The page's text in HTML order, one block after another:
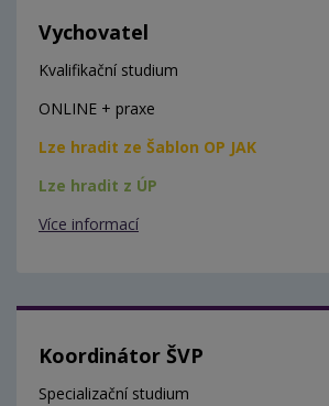
Vychovatel
Kvalifikační studium
ONLINE + praxe
Lze hradit ze Šablon OP JAK
Lze hradit z ÚP
Více informací
Koordinátor ŠVP
Specializační studium